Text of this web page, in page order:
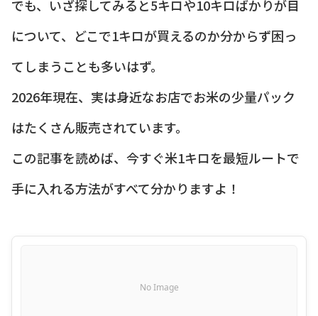
でも、いざ探してみると5キロや10キロばかりが目
について、どこで1キロが買えるのか分からず困っ
てしまうことも多いはず。
2026年現在、実は身近なお店でお米の少量パック
はたくさん販売されています。
この記事を読めば、今すぐ米1キロを最短ルートで
手に入れる方法がすべて分かりますよ！
No Image